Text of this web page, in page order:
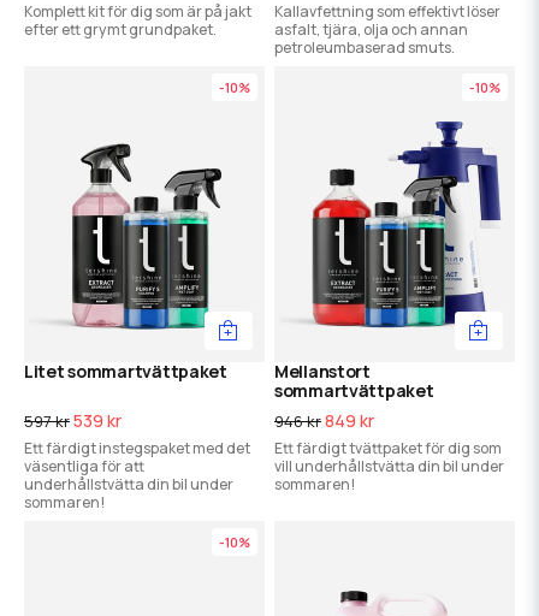
Komplett kit för dig som är på jakt
efter ett grymt grundpaket.
Kallavfettning som effektivt löser
asfalt, tjära, olja och annan
petroleumbaserad smuts.
Litet sommartvättpaket
597 kr539 kr
Ett färdigt instegspaket med det
väsentliga för att
underhållstvätta din bil under
sommaren!
-10%
Mellanstort
sommartvättpaket
946 kr849 kr
Ett färdigt tvättpaket för dig som
vill underhållstvätta din bil under
sommaren!
-10%
-10%